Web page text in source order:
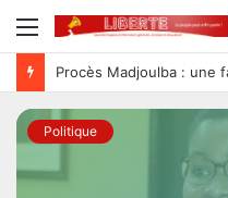
Menu
Politique